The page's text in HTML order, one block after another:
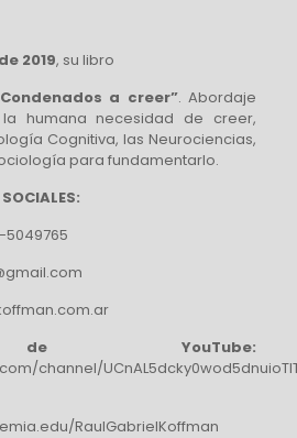
2019, su libro
Condenados a creer”. Abordaje
humana necesidad de creer,
Cognitiva, las Neurociencias,
para fundamentarlo.
SOCIALES:
5049765
YouTube:
channel/
RaulGabrielKoffman